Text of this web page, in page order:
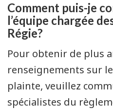
Comment puis-je
l’équipe chargée
Régie?
Pour obtenir de plus
renseignements sur
plainte, veuillez
spécialistes du